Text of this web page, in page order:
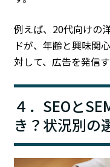
例えば、20代向けの
ドが、年齢と興味関
対して、広告を発信
４．SEOと
き？状況別の